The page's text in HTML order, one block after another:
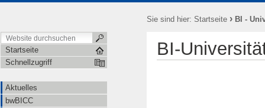
Sie sind hier: Startseite › BI -
Startseite
Schnellzugriff
Aktuelles
bwBICC
BI-